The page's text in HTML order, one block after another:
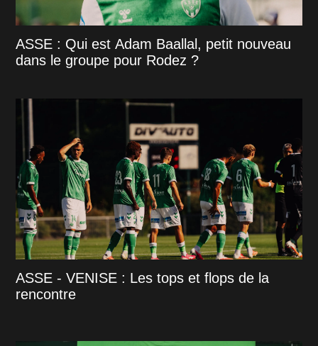
ASSE : Qui est Adam Baallal, petit nouveau
dans le groupe pour Rodez ?
ASSE - VENISE : Les tops et flops de la
rencontre